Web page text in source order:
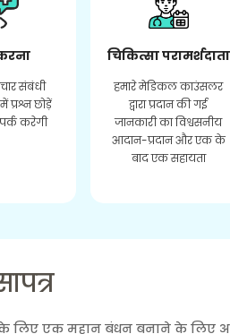
संबंधी
प्रश्न छोड़ें
करेगी
चिकित्सा परामर्शदाता
हमारे मेडिकल काउंसलर
द्वारा प्रदान की गई
जानकारी का विश्वसनीय
आदान-प्रदान और एक के
बाद एक सहायता
लिए एक महान बंधन बनाने के लिए